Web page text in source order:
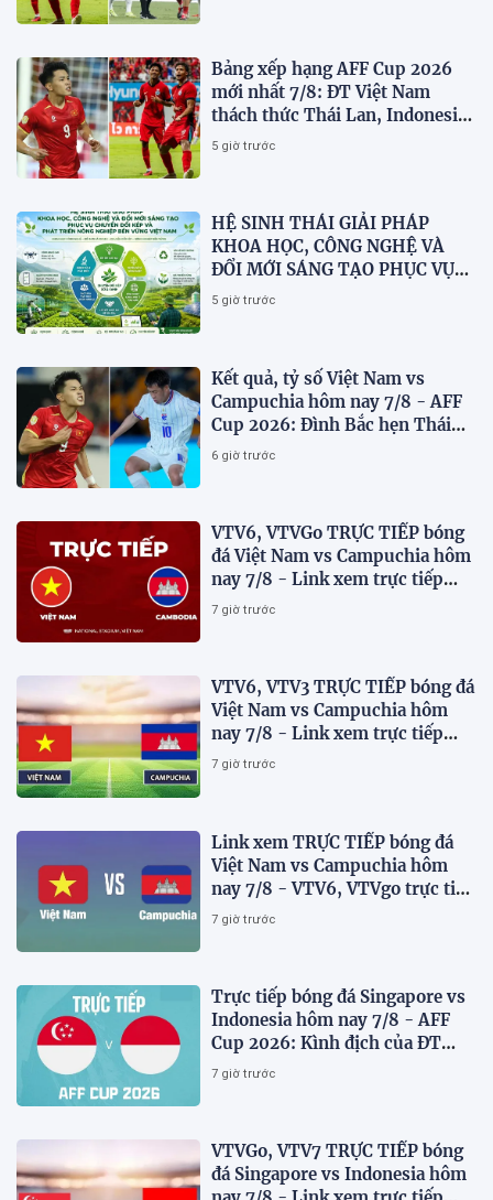
Bảng xếp hạng AFF Cup 2026
mới nhất 7/8: ĐT Việt Nam
thách thức Thái Lan, Indonesia
dừng bước
5 giờ trước
HỆ SINH THÁI GIẢI PHÁP
KHOA HỌC, CÔNG NGHỆ VÀ
ĐỔI MỚI SÁNG TẠO PHỤC VỤ
CHUYỂN ĐỔI KÉP VÀ PHÁT
5 giờ trước
Kết quả, tỷ số Việt Nam vs
Campuchia hôm nay 7/8 - AFF
Cup 2026: Đình Bắc hẹn Thái
Lan ở chung kết?
6 giờ trước
VTV6, VTVGo TRỰC TIẾP bóng
đá Việt Nam vs Campuchia hôm
nay 7/8 - Link xem trực tiếp
AFF Cup 2026 mới nhất
7 giờ trước
VTV6, VTV3 TRỰC TIẾP bóng đá
Việt Nam vs Campuchia hôm
nay 7/8 - Link xem trực tiếp
AFF Cup 2026 mới nhất
7 giờ trước
Link xem TRỰC TIẾP bóng đá
Việt Nam vs Campuchia hôm
nay 7/8 - VTV6, VTVgo trực tiếp
AFF Cup 2026
7 giờ trước
Trực tiếp bóng đá Singapore vs
Indonesia hôm nay 7/8 - AFF
Cup 2026: Kình địch của ĐT
Việt Nam thua đau?
7 giờ trước
VTVGo, VTV7 TRỰC TIẾP bóng
đá Singapore vs Indonesia hôm